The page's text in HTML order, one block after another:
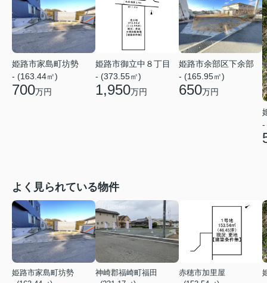
姫路市家島町坊勢
- (163.44㎡)
700万円
姫路市御立中８丁目
- (373.55㎡)
1,950万円
姫路市余部区下余部
- (165.95㎡)
650万円
-
よく見られている物件
姫路市家島町坊勢
神崎郡福崎町福田
赤穂市加里屋